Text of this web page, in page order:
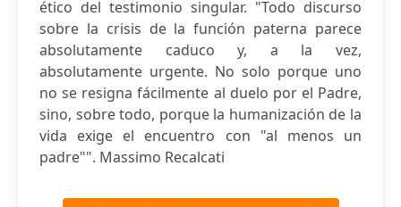
ético del testimonio singular. "Todo discurso
sobre la crisis de la función paterna parece
absolutamente caduco y, a la vez,
absolutamente urgente. No solo porque uno
no se resigna fácilmente al duelo por el Padre,
sino, sobre todo, porque la humanización de la
vida exige el encuentro con "al menos un
padre"". Massimo Recalcati